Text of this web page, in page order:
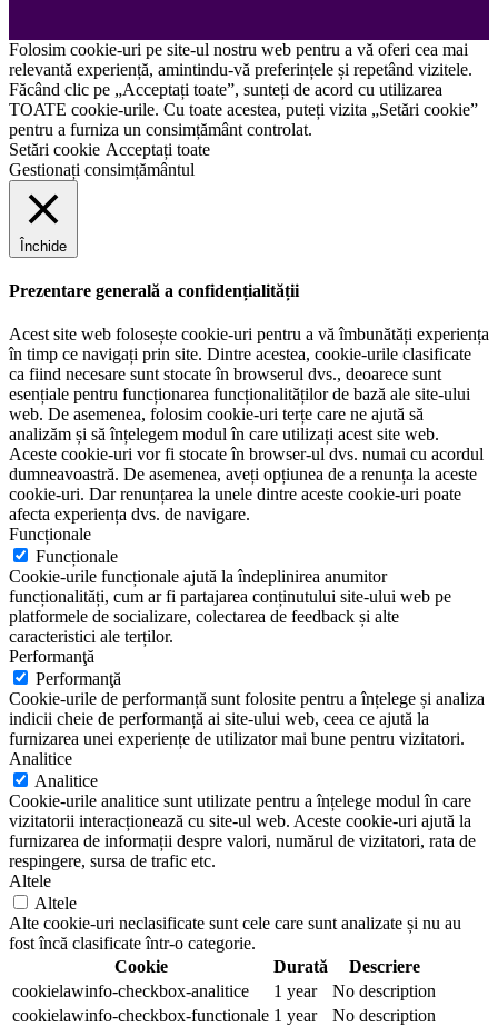
Folosim cookie-uri pe site-ul nostru web pentru a vă oferi cea mai
relevantă experiență, amintindu-vă preferințele și repetând vizitele.
Făcând clic pe „Acceptați toate”, sunteți de acord cu utilizarea
TOATE cookie-urile. Cu toate acestea, puteți vizita „Setări cookie”
pentru a furniza un consimțământ controlat.
Setări cookie Acceptați toate
Gestionați consimțământul
Închide
Prezentare generală a confidențialității
Acest site web folosește cookie-uri pentru a vă îmbunătăți experiența
în timp ce navigați prin site. Dintre acestea, cookie-urile clasificate
ca fiind necesare sunt stocate în browserul dvs., deoarece sunt
esențiale pentru funcționarea funcționalităților de bază ale site-ului
web. De asemenea, folosim cookie-uri terțe care ne ajută să
analizăm și să înțelegem modul în care utilizați acest site web.
Aceste cookie-uri vor fi stocate în browser-ul dvs. numai cu acordul
dumneavoastră. De asemenea, aveți opțiunea de a renunța la aceste
cookie-uri. Dar renunțarea la unele dintre aceste cookie-uri poate
afecta experiența dvs. de navigare.
Funcționale
Funcționale
Cookie-urile funcționale ajută la îndeplinirea anumitor
funcționalități, cum ar fi partajarea conținutului site-ului web pe
platformele de socializare, colectarea de feedback și alte
caracteristici ale terților.
Performanţă
Performanţă
Cookie-urile de performanță sunt folosite pentru a înțelege și analiza
indicii cheie de performanță ai site-ului web, ceea ce ajută la
furnizarea unei experiențe de utilizator mai bune pentru vizitatori.
Analitice
Analitice
Cookie-urile analitice sunt utilizate pentru a înțelege modul în care
vizitatorii interacționează cu site-ul web. Aceste cookie-uri ajută la
furnizarea de informații despre valori, numărul de vizitatori, rata de
respingere, sursa de trafic etc.
Altele
Altele
Alte cookie-uri neclasificate sunt cele care sunt analizate și nu au
fost încă clasificate într-o categorie.
Cookie
Durată
Descriere
cookielawinfo-checkbox-analitice
1 year
No description
cookielawinfo-checkbox-functionale 1 year
No description